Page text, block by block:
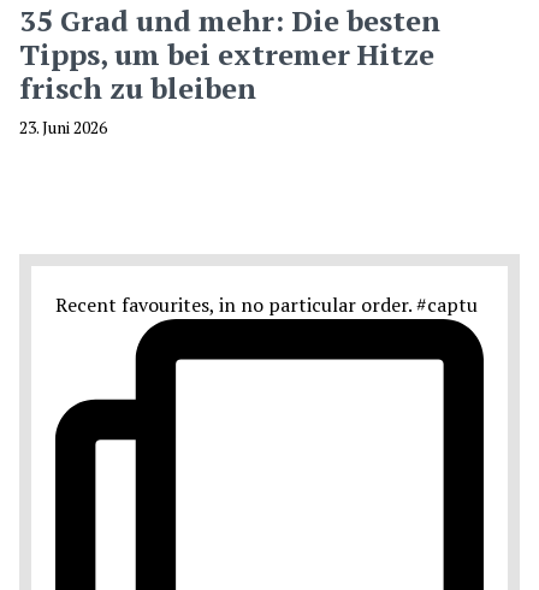
35 Grad und mehr: Die besten
Tipps, um bei extremer Hitze
frisch zu bleiben
23. Juni 2026
Recent favourites, in no particular order. #captu